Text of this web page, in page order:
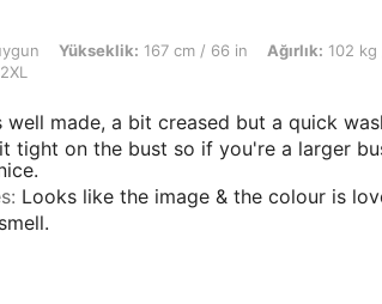
Yükseklik: 167 cm / 66 in, Ağırlık: 102 kg / 225 lbs,
Yükseklik: 167 cm / 66 in Ağırlık: 102
well made, a bit creased but a quick
tight on the bust so if you're a larger
: Looks like the image & the colour is